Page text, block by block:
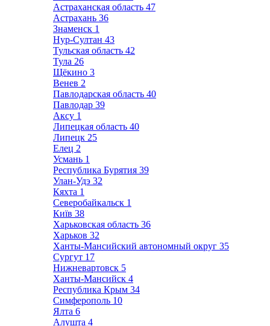
Астраханская область 47
Астрахань 36
Знаменск 1
Нур-Султан 43
Тульская область 42
Тула 26
Щёкино 3
Венев 2
Павлодарская область 40
Павлодар 39
Аксу 1
Липецкая область 40
Липецк 25
Елец 2
Усмань 1
Республика Бурятия 39
Улан-Удэ 32
Кяхта 1
Северобайкальск 1
Київ 38
Харьковская область 36
Харьков 32
Ханты-Мансийский автономный округ 35
Сургут 17
Нижневартовск 5
Ханты-Мансийск 4
Республика Крым 34
Симферополь 10
Ялта 6
Алушта 4